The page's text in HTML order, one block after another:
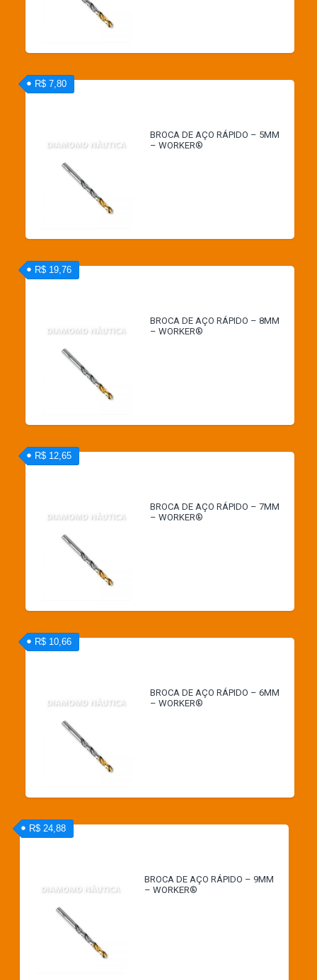
BROCA DE AÇO RÁPIDO – 5MM
– WORKER®
R$ 7,80
BROCA DE AÇO RÁPIDO – 8MM
– WORKER®
R$ 19,76
BROCA DE AÇO RÁPIDO – 7MM
– WORKER®
R$ 12,65
BROCA DE AÇO RÁPIDO – 6MM
– WORKER®
R$ 10,66
BROCA DE AÇO RÁPIDO – 9MM
– WORKER®
R$ 24,88